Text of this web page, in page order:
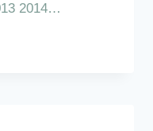
2014…